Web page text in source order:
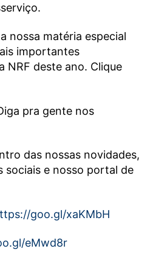
nossa matéria especial
importantes
NRF deste ano. Clique
pra gente nos
das nossas novidades,
sociais e nosso portal de
goo.gl/xaKMbH
eMwd8r